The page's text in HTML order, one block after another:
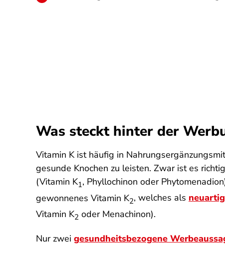
Was steckt hinter der
Vitamin K ist häufig in
gesunde Knochen zu leisten. Zwar ist es
(Vitamin K1, Phyllochinon oder
gewonnenes Vitamin K2, welches als
Vitamin K2 oder Menachinon).
Nur zwei gesundheitsbezogene